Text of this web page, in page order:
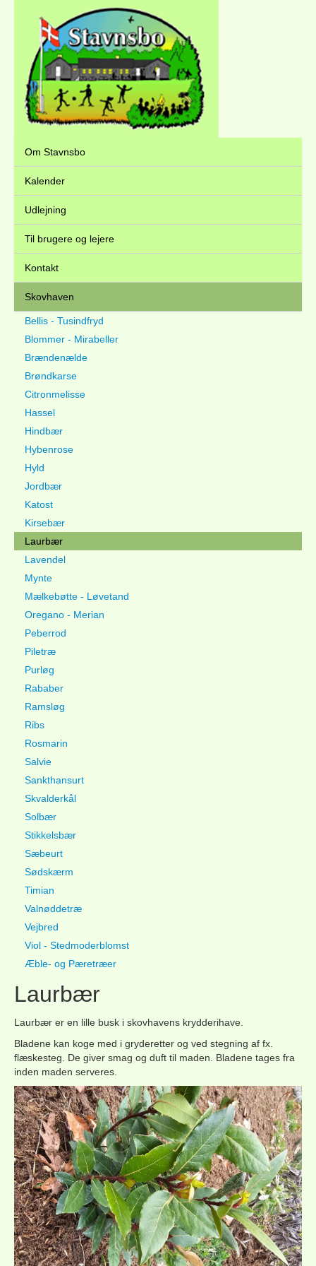
Om Stavnsbo
Kalender
Udlejning
Til brugere og lejere
Kontakt
Skovhaven
Bellis - Tusindfryd
Blommer - Mirabeller
Brændenælde
Brøndkarse
Citronmelisse
Hassel
Hindbær
Hybenrose
Hyld
Jordbær
Katost
Kirsebær
Laurbær
Lavendel
Mynte
Mælkebøtte - Løvetand
Oregano - Merian
Peberrod
Piletræ
Purløg
Rababer
Ramsløg
Ribs
Rosmarin
Salvie
Sankthansurt
Skvalderkål
Solbær
Stikkelsbær
Sæbeurt
Sødskærm
Timian
Valnøddetræ
Vejbred
Viol - Stedmoderblomst
Æble- og Pæretræer
Laurbær
Laurbær er en lille busk i skovhavens krydderihave.
Bladene kan koge med i gryderetter og ved stegning af fx.
flæskesteg. De giver smag og duft til maden. Bladene tages fra
inden maden serveres.